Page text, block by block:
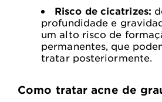
Risco de cicatrizes:
profundidade e
um alto risco de
permanentes, que
tratar posteriormente.
Como tratar acne de